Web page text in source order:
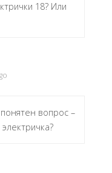
18? Или
вопрос –